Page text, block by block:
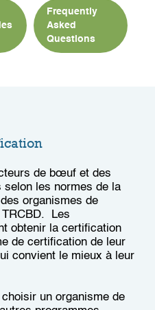
Frequently
Asked
Questions
de bœuf et des
les normes de la
organismes de
Les
obtenir la certification
de certification de leur
convient le mieux à leur
un organisme de